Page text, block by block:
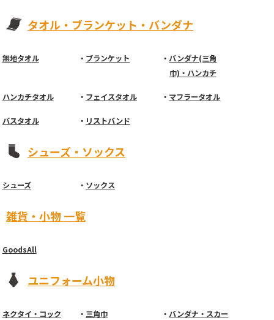
タオル・ブランケット・バンダナ
無地タオル ブランケット
バンダナ(三角
巾)・ハンカチ
ハンカチタオル フェイスタオル マフラータオル
バスタオル リストバンド
シューズ・ソックス
シューズ ソックス
雑貨・小物 一覧
GoodsAll
ユニフォーム小物
ネクタイ・コック
三角巾
バンダナ・スカー